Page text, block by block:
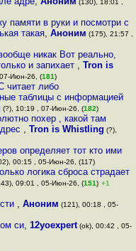
(130), 18:01 ,
памяти в руки и посмотри с
такая, Аноним (175), 21:57 ,
никак Вот реально,
и запихает ,Tron is
Июн-26, (181)
читает либо
таблицы с информацией
(?), 10:19 , 07-Июн-26, (182)
похер , какой там
, Tron is Whistling (?),
определяет тот кто ими
00:15 , 05-Июн-26, (117)
логика сброса страдает
09:01 , 05-Июн-26, (151) +1
,Аноним (121), 00:18 , 05-
си, 12yoexpert(ok), 00:42 , 05-